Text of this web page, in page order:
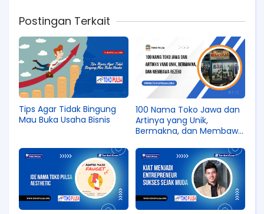
Postingan Terkait
Tips Agar Tidak Bingung
Mau Buka Usaha Bisnis
100 Nama Toko Jawa dan
Artinya yang Unik,
Bermakna, dan Membawa